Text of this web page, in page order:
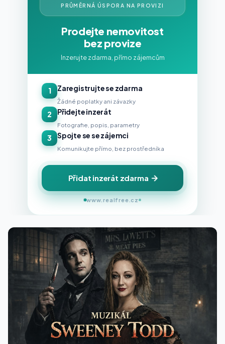
PRŮMĚRNÁ ÚSPORA NA PROVIZI
Prodejte nemovitost
bez provize
Inzerujte zdarma, přímo zájemcům
1 Zaregistrujte se zdarma
Žádné poplatky ani závazky
2 Přidejte inzerát
Fotografie, popis, parametry
3 Spojte se se zájemci
Komunikujte přímo, bez prostředníka
Přidat inzerát zdarma
www.realfree.cz